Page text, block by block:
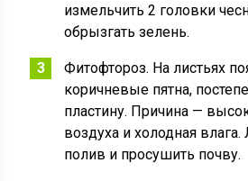
измельчить 2 головки
обрызгать зелень.
Фитофтороз. На листьях
коричневые пятна,
пластину. Причина —
воздуха и холодная
полив и просушить почву.